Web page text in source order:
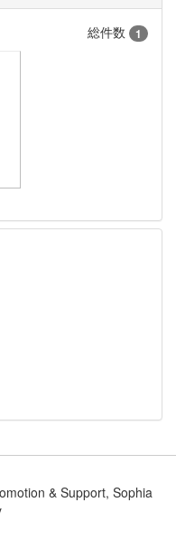
総件数 1
& Support, Sophia